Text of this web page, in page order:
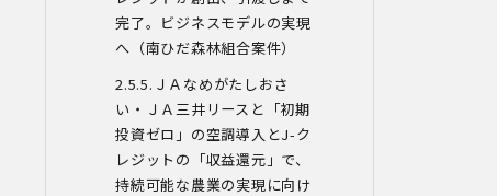
第三者提供を行うことがあります。な
お、本人の同意がある場合及び法令の定
めによる場合を除いて、以下の内容以外
で当社が取り扱う個人情報を第三者に提
(1)提供先
イベント・セミナーの共催事業者
(2)提供される個人情報の内容
会社名・所属団体等の名称、所属名、役
完了。ビジネスモデルの実現
へ（南ひだ森林組合案件）
5. ＪＡなめがたしおさ
い・ＪＡ三井リースと「初期
投資ゼロ」の空調導入とJ-ク
レジットの「収益還元」で、
持続可能な農業の実現に向け